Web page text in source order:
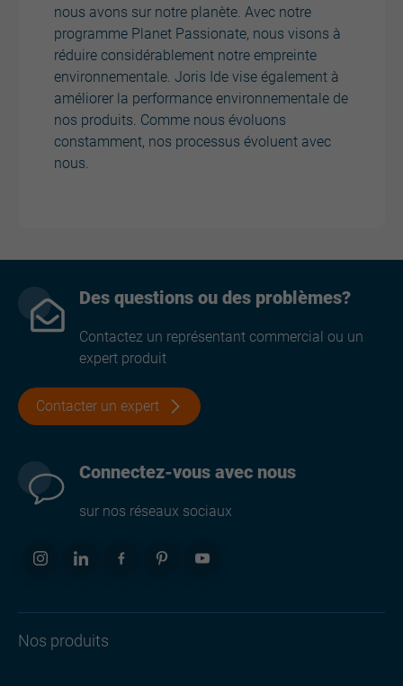
nous avons sur notre planète. Avec notre
programme Planet Passionate, nous visons à
réduire considérablement notre empreinte
environnementale. Joris Ide vise également à
améliorer la performance environnementale de
nos produits. Comme nous évoluons
constamment, nos processus évoluent avec
nous.
Des questions ou des problèmes?
Contactez un représentant commercial ou un
expert produit
Contacter un expert
Connectez-vous avec nous
sur nos réseaux sociaux
Nos produits